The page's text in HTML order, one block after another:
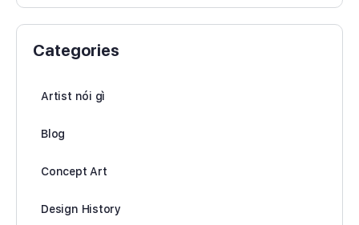
Categories
Artist nói gì
Blog
Concept Art
Design History